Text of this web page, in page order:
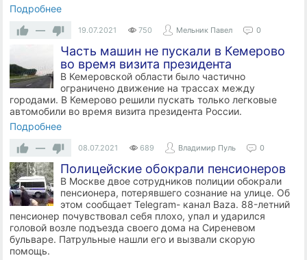
Подробнее
—
19.07.2021 750 Мельник Павел 0
Часть машин не пускали в Кемерово
во время визита президента
В Кемеровской области было частично
ограничено движение на трассах между
городами. В Кемерово решили пускать только легковые
автомобили во время визита президента России.
Подробнее
—
08.07.2021 689 Владимир Пуль 0
Полицейские обокрали пенсионеров
В Москве двое сотрудников полиции обокрали
пенсионера, потерявшего сознание на улице. Об
этом сообщает Telegram- канал Baza. 88-летний
пенсионер почувствовал себя плохо, упал и ударился
головой возле подъезда своего дома на Сиреневом
бульваре. Патрульные нашли его и вызвали скорую
помощь.